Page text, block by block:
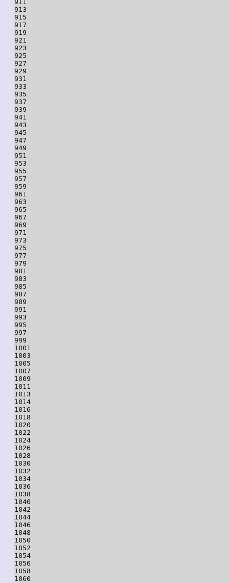
911
913
915
917
919
921
923
925
927
929
931
933
935
937
939
941
943
945
947
949
951
953
955
957
959
961
963
965
967
969
971
973
975
977
979
981
983
985
987
989
991
993
995
997
999
1001
1003
1005
1007
1009
1011
1013
1014
1016
1018
1020
1022
1024
1026
1028
1030
1032
1034
1036
1038
1040
1042
1044
1046
1048
1050
1052
1054
1056
1058
1060